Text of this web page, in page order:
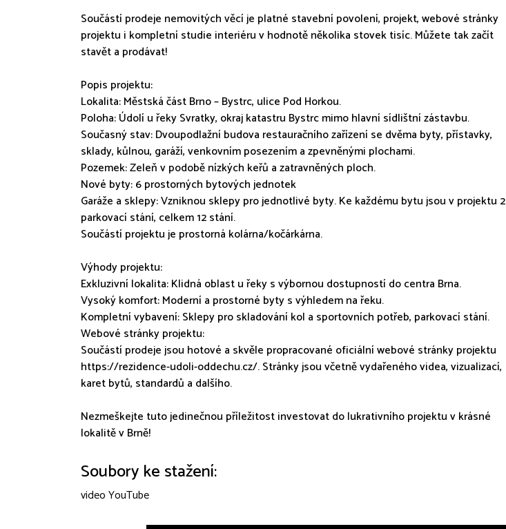
Součástí prodeje nemovitých věcí je platné stavební povolení, projekt, webové stránky
projektu i kompletní studie interiéru v hodnotě několika stovek tisíc. Můžete tak začít
stavět a prodávat!
Popis projektu:
Lokalita: Městská část Brno – Bystrc, ulice Pod Horkou.
Poloha: Údolí u řeky Svratky, okraj katastru Bystrc mimo hlavní sídlištní zástavbu.
Současný stav: Dvoupodlažní budova restauračního zařízení se dvěma byty, přístavky,
sklady, kůlnou, garáží, venkovním posezením a zpevněnými plochami.
Pozemek: Zeleň v podobě nízkých keřů a zatravněných ploch.
Nové byty: 6 prostorných bytových jednotek
Garáže a sklepy: Vzniknou sklepy pro jednotlivé byty. Ke každému bytu jsou v projektu 2
parkovací stání, celkem 12 stání.
Součástí projektu je prostorná kolárna/kočárkárna.
Výhody projektu:
Exkluzivní lokalita: Klidná oblast u řeky s výbornou dostupností do centra Brna.
Vysoký komfort: Moderní a prostorné byty s výhledem na řeku.
Kompletní vybavení: Sklepy pro skladování kol a sportovních potřeb, parkovací stání.
Webové stránky projektu:
Součástí prodeje jsou hotové a skvěle propracované oficiální webové stránky projektu
https://rezidence-udoli-oddechu.cz/. Stránky jsou včetně vydařeného videa, vizualizací,
karet bytů, standardů a dalšího.
Nezmeškejte tuto jedinečnou příležitost investovat do lukrativního projektu v krásné
lokalitě v Brně!
Soubory ke stažení:
video YouTube